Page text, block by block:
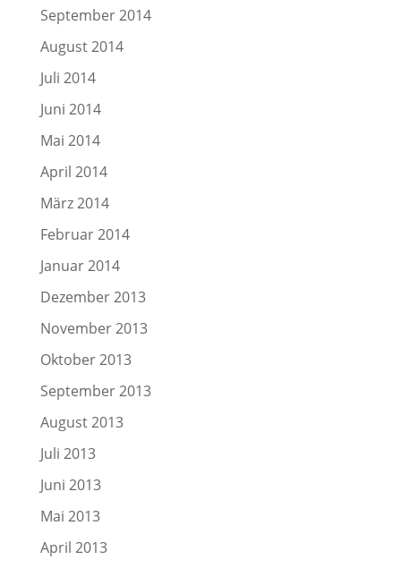
September 2014
August 2014
Juli 2014
Juni 2014
Mai 2014
April 2014
März 2014
Februar 2014
Januar 2014
Dezember 2013
November 2013
Oktober 2013
September 2013
August 2013
Juli 2013
Juni 2013
Mai 2013
April 2013